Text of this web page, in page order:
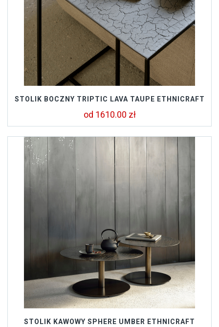
STOLIK BOCZNY TRIPTIC LAVA TAUPE ETHNICRAFT
od 1610.00 zł
STOLIK KAWOWY SPHERE UMBER ETHNICRAFT